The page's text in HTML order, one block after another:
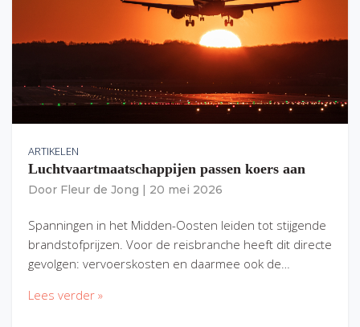
ARTIKELEN
Luchtvaartmaatschappijen passen koers aan
Door Fleur de Jong 20 mei 2026
Spanningen in het Midden-Oosten leiden tot stijgende
brandstofprijzen. Voor de reisbranche heeft dit directe
gevolgen: vervoerskosten en daarmee ook de…
Lees verder »